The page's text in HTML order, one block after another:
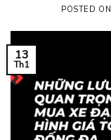
POSTED ON
13
Th1